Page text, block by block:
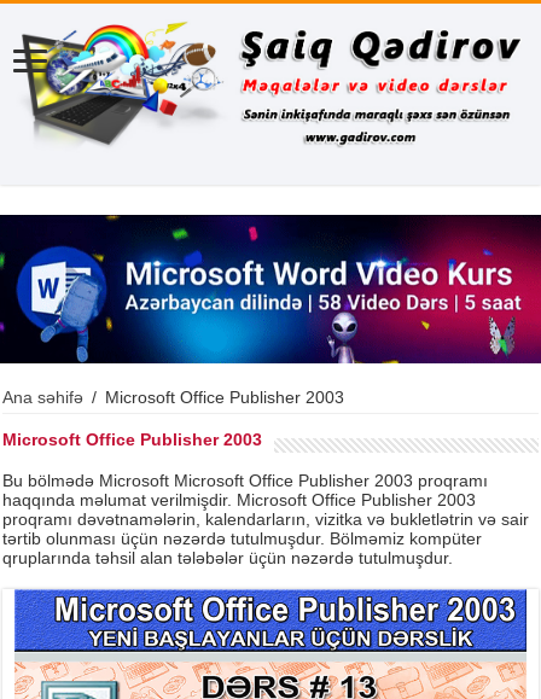
Ana səhifə / Microsoft Office Publisher 2003
Microsoft Office Publisher 2003
Bu bölmədə Microsoft Microsoft Office Publisher 2003 proqramı
haqqında məlumat verilmişdir. Microsoft Office Publisher 2003
proqramı dəvətnamələrin, kalendarların, vizitka və bukletlətrin və sair
tərtib olunması üçün nəzərdə tutulmuşdur. Bölməmiz kompüter
qruplarında təhsil alan tələbələr üçün nəzərdə tutulmuşdur.